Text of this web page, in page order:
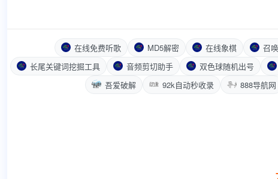
在线免费听歌 MD5解密 在线象棋 召
长尾关键词挖掘工具
音频剪切助手 双色球随机出号
吾爱破解
92k自动秒收录 888导航网